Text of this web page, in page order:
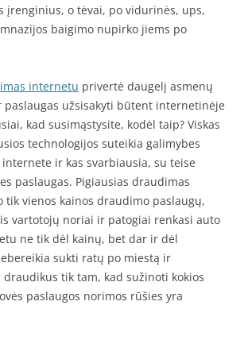
įrenginius, o tėvai, po vidurinės, ups,
baigimo nupirko jiems po
internetu privertė daugelį asmenų
užsisakyti būtent internetinėje
kad susimąstysite, kodėl taip? Viskas
technologijos suteikia galimybes
ir kas svarbiausia, su teise
paslaugas. Pigiausias draudimas
vienos kainos draudimo paslaugų,
vartotojų noriai ir patogiai renkasi auto
ne tik dėl kainų, bet dar ir dėl
sukti ratų po miestą ir
tik tam, kad sužinoti kokios
paslaugos norimos rūšies yra